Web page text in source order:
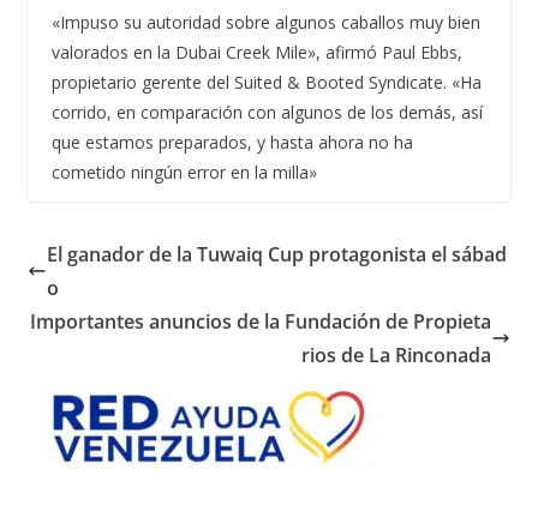
«Impuso su autoridad sobre algunos caballos muy bien
valorados en la Dubai Creek Mile», afirmó Paul Ebbs,
propietario gerente del Suited & Booted Syndicate. «Ha
corrido, en comparación con algunos de los demás, así
que estamos preparados, y hasta ahora no ha
cometido ningún error en la milla»
El ganador de la Tuwaiq Cup protagonista el sábad
o
Importantes anuncios de la Fundación de Propieta
rios de La Rinconada